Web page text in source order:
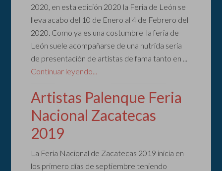
2020, en esta edición 2020 la Feria de León se
lleva acabo del 10 de Enero al 4 de Febrero del
2020. Como ya es una costumbre la feria de
León suele acompañarse de una nutrida seria
de presentación de artistas de fama tanto en ...
Continuar leyendo...
Artistas Palenque Feria
Nacional Zacatecas
2019
La Feria Nacional de Zacatecas 2019 inicia en
los primero días de septiembre teniendo